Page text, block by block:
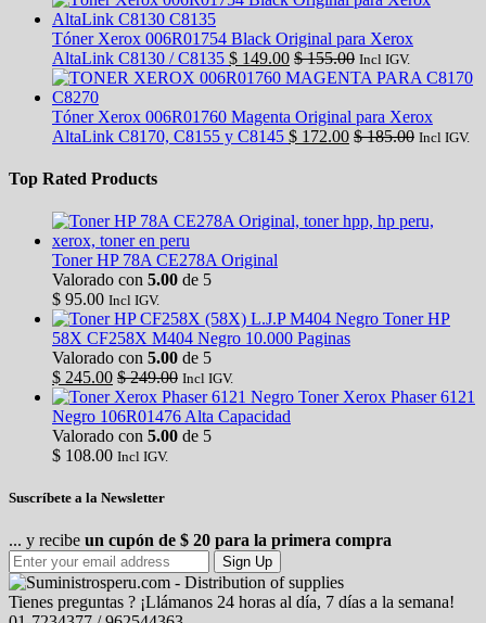
Tóner Xerox 006R01754 Black Original para Xerox
AltaLink C8130 / C8135 $ 149.00 $155.00 Incl IGV.
Tóner Xerox 006R01760 Magenta Original para Xerox
AltaLink C8170, C8155 y C8145 $ 172.00 $185.00 Incl IGV.
Top Rated Products
Toner HP 78A CE278A Original
Valorado con 5.00 de 5
$ 95.00 Incl IGV.
Toner HP
58X CF258X M404 Negro 10.000 Paginas
Valorado con 5.00 de 5
$ 245.00 $249.00 Incl IGV.
Toner Xerox Phaser 6121
Negro 106R01476 Alta Capacidad
Valorado con 5.00 de 5
$ 108.00 Incl IGV.
Suscríbete a la Newsletter
... y recibe un cupón de $ 20 para la primera compra
Sign Up
Tienes preguntas ? ¡Llámanos 24 horas al día, 7 días a la semana!